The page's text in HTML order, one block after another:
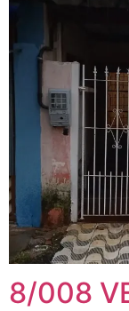
8/008